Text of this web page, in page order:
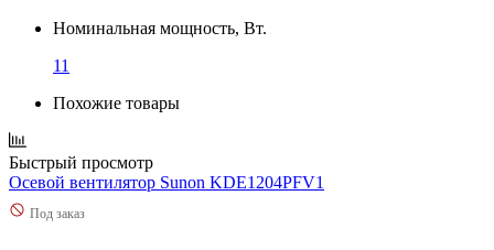
Номинальная мощность, Вт.
11
Похожие товары
Быстрый просмотр
Осевой вентилятор Sunon KDE1204PFV1
Под заказ